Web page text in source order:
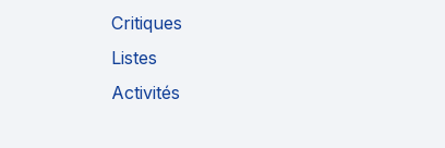
Critiques
Listes
Activités